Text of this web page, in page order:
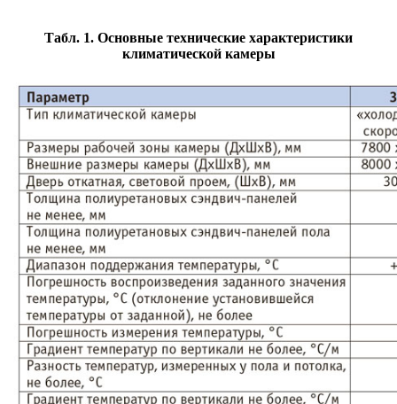
Табл. 1. Основные технические характеристики
климатической камеры